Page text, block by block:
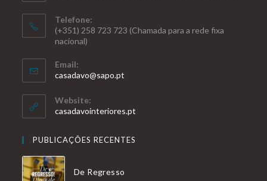
Telefone:
(+351) 258 723 723 (Chamada para a rede fixa
nacional)
Email:
casadavo@sapo.pt
Website:
casadavointeriores.pt
PUBLICAÇÕES RECENTES
De Regresso